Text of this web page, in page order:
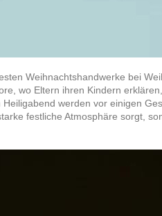
Weihnachtshandwerke bei
wo Eltern ihren Kindern
werden vor einigen
festliche Atmosphäre sorgt,